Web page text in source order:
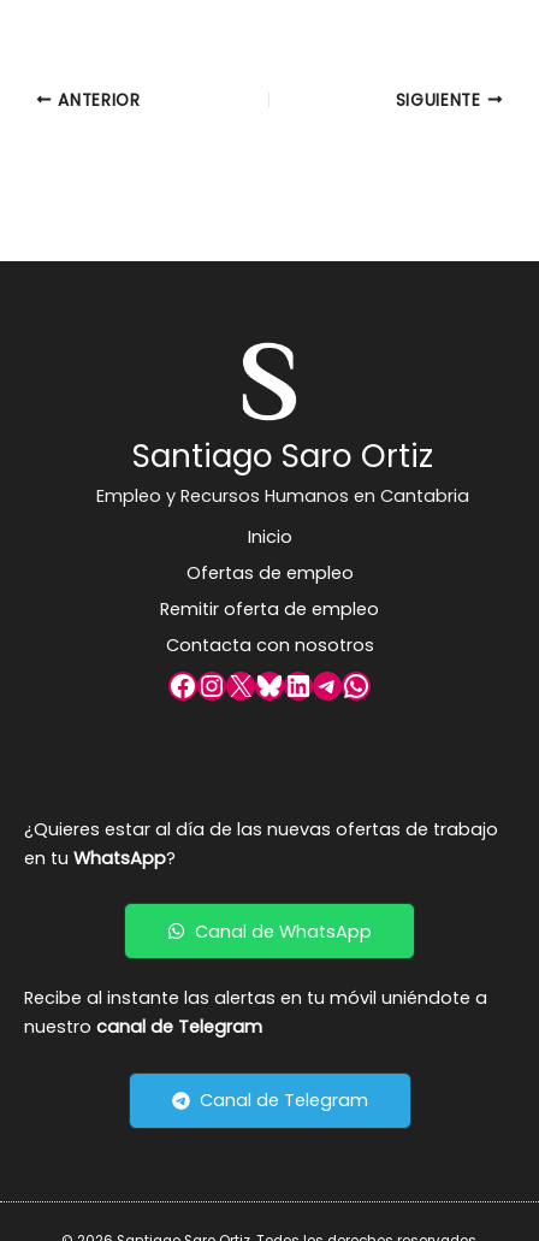
ANTERIOR SIGUIENTE
Santiago Saro Ortiz
Empleo y Recursos Humanos en Cantabria
Inicio
Ofertas de empleo
Remitir oferta de empleo
Contacta con nosotros
Facebook
Instagram
X Bluesky
LinkedIn
Telegram
WhatsApp
¿Quieres estar al día de las nuevas ofertas de trabajo
en tu WhatsApp?
Canal de WhatsApp
Recibe al instante las alertas en tu móvil uniéndote a
nuestro canal de Telegram
Canal de Telegram